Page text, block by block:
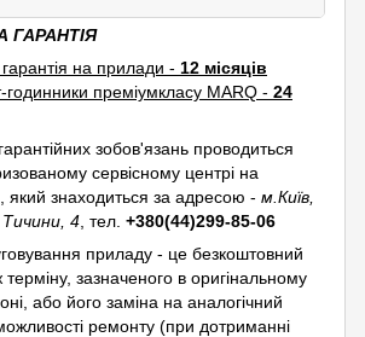
ГАРАНТІЯ
на прилади - 12 місяців
преміумкласу MARQ - 24
зобов'язань проводиться
сервісному центрі на
який знаходиться за адресою - м.Київ,
4 , тел. +380(44)299-85-06
приладу - це безкоштовний
зазначеного в оригінальному
або його заміна на аналогічний
ремонту (при дотриманні